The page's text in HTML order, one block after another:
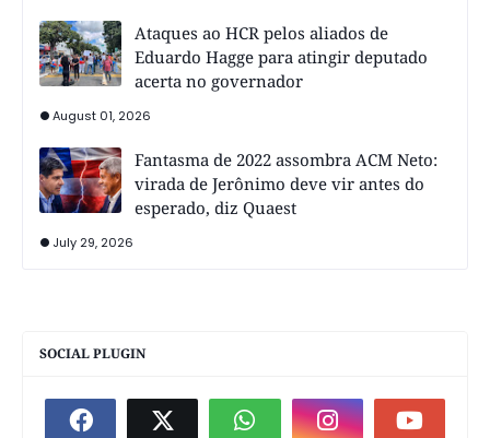
Ataques ao HCR pelos aliados de
Eduardo Hagge para atingir deputado
acerta no governador
August 01, 2026
Fantasma de 2022 assombra ACM Neto:
virada de Jerônimo deve vir antes do
esperado, diz Quaest
July 29, 2026
SOCIAL PLUGIN